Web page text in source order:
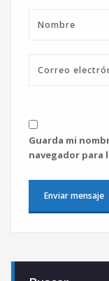
Guarda mi
navegador para